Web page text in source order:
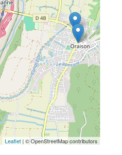
Leaflet | © OpenStreetMap contributors